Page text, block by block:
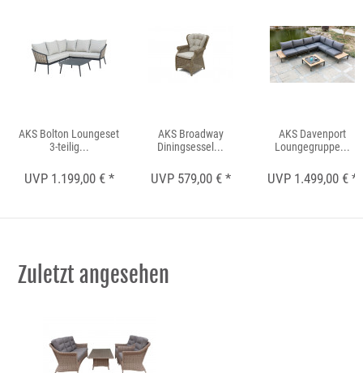
AKS Bolton Loungeset
3-teilig...
UVP 1.199,00 € *
AKS Broadway
Diningsessel...
UVP 579,00 € *
AKS Davenport
Loungegruppe...
UVP 1.499,00 € *
Zuletzt angesehen